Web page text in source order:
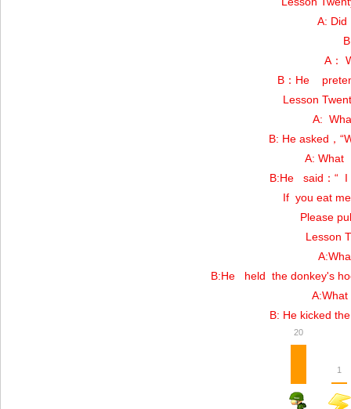
A:
A：
B：He
Lesson
A:
B: He asked，
A: What
B:He said：“
If you eat me,
Please pull
Lesson
B:He held the donkey's
B: He kicked
20
1